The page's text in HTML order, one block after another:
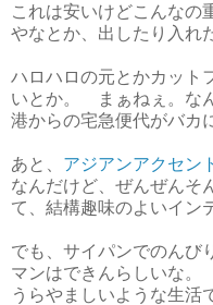
これは安いけどこんなの
やなとか、出したり入れ
ハロハロの元とかカット
いとか。 まぁねぇ。な
港からの宅急便代がバカ
あと、 アジアンアクセン
なんだけど、ぜんぜんそ
て、結構趣味のよいイン
でも、サイパンでのんび
マンはできんらしいな。
うらやましいような生活